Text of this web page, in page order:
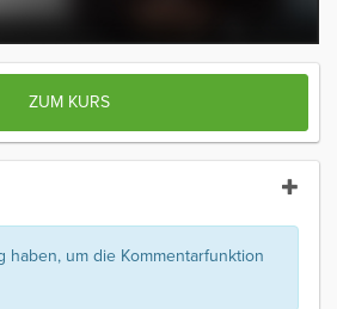
ZUM KURS
haben, um die Kommentarfunktion